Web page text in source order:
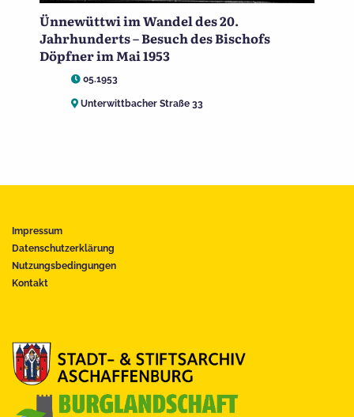
Ünnewüttwi im Wandel des 20.
Jahrhunderts – Besuch des Bischofs
Döpfner im Mai 1953
05.1953
Unterwittbacher Straße 33
Impressum
Datenschutzerklärung
Nutzungsbedingungen
Kontakt